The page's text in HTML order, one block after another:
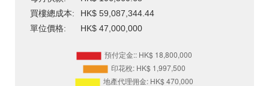
買樓總成本:
HK$ 59,087,344.44
單位價格:
HK$ 47,000,000